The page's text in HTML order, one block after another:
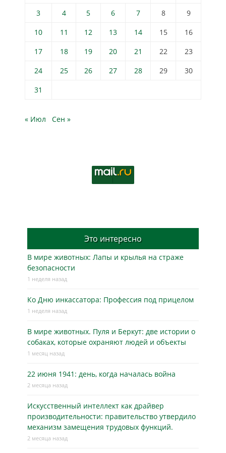
3
4 5 6 7 8
9
10
11 12 13 14 15
16
17
18 19 20 21 22
23
24
25 26 27 28 29
30
31
« Июл Сен »
Это интересно
В мире животных: Лапы и крылья на страже
безопасности
1 неделя назад
Ко Дню инкассатора: Профессия под прицелом
1 неделя назад
В мире животных. Пуля и Беркут: две истории о
собаках, которые охраняют людей и объекты
1 месяц назад
22 июня 1941: день, когда началась война
2 месяца назад
Искусственный интеллект как драйвер
производительности: правительство утвердило
механизм замещения трудовых функций.
2 месяца назад